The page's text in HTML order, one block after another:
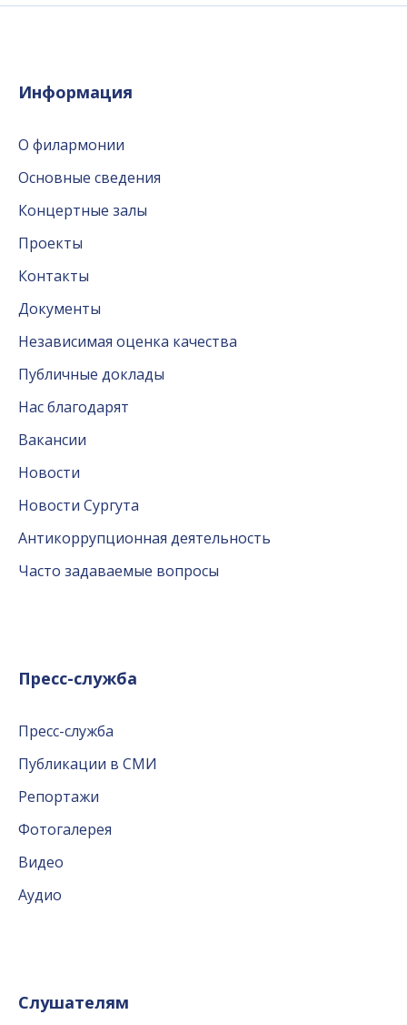
Информация
О филармонии
Основные сведения
Концертные залы
Проекты
Контакты
Документы
Независимая оценка качества
Публичные доклады
Нас благодарят
Вакансии
Новости
Новости Сургута
Антикоррупционная деятельность
Часто задаваемые вопросы
Пресс-служба
Пресс-служба
Публикации в СМИ
Репортажи
Фотогалерея
Видео
Аудио
Слушателям